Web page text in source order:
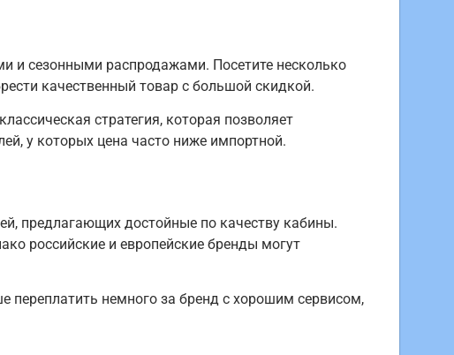
и сезонными распродажами. Посетите несколько
качественный товар с большой скидкой.
стратегия, которая позволяет
у которых цена часто ниже импортной.
предлагающих достойные по качеству кабины.
российские и европейские бренды могут
переплатить немного за бренд с хорошим сервисом,